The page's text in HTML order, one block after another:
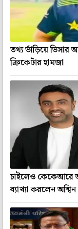
তথ্য ভাঁড়িয়ে ভিসার
ক্রিকেটার হামজা
চাইলেও কেকেআরে
ব্যাখ্যা করলেন অশ্বিন